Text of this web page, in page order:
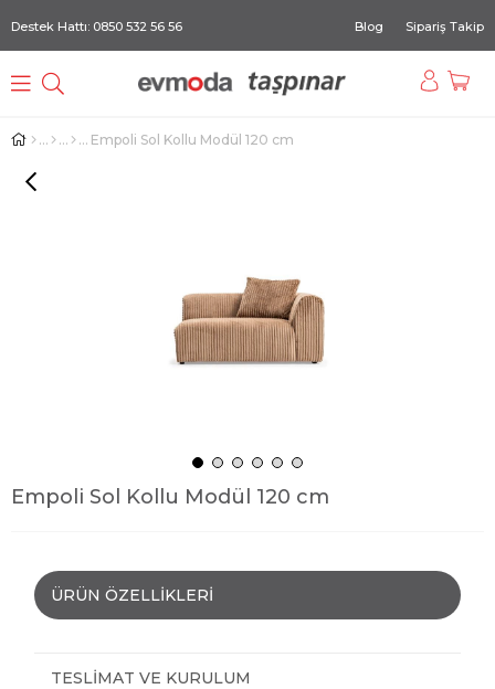
Destek Hattı: 0850 532 56 56 Blog Sipariş Takip
Empoli Sol Kollu Modül 120 cm
Empoli Sol Kollu Modül 120 cm
ÜRÜN ÖZELLIKLERI
TESLIMAT VE KURULUM